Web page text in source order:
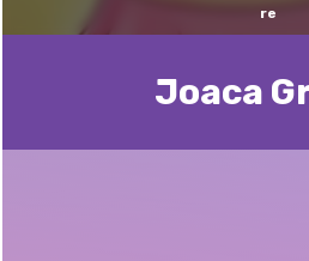
re
Joaca